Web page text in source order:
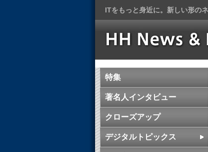
ITをもっと身近に。新しい形の
特集
著名人インタビュー
クローズアップ
デジタルトピックス